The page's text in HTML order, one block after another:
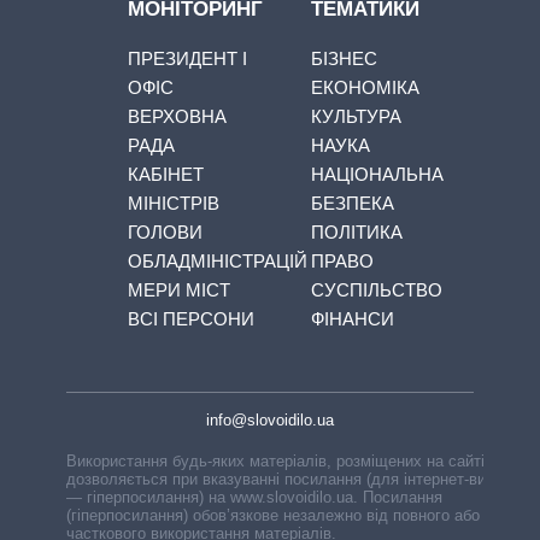
МОНІТОРИНГ
ПРЕЗИДЕНТ І
ОФІС
ВЕРХОВНА
РАДА
КАБІНЕТ
МІНІСТРІВ
ГОЛОВИ
ОБЛАДМІНІСТРАЦІЙ
МЕРИ МІСТ
ВСІ ПЕРСОНИ
ТЕМАТИКИ
БІЗНЕС
ЕКОНОМІКА
КУЛЬТУРА
НАУКА
НАЦІОНАЛЬНА
БЕЗПЕКА
ПОЛІТИКА
ПРАВО
СУСПІЛЬСТВО
ФІНАНСИ
info@slovoidilo.ua
Використання будь-яких матеріалів, розміщених на сайті,
дозволяється при вказуванні посилання (для інтернет-видань
— гіперпосилання) на www.slovoidilo.ua. Посилання
(гіперпосилання) обов’язкове незалежно від повного або
часткового використання матеріалів.